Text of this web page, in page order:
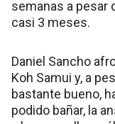
semanas a pesar
casi 3 meses.
Daniel Sancho
Koh Samui y, a
bastante bueno,
podido bañar, la